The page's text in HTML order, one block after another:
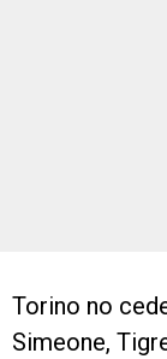
Torino no
Simeone,